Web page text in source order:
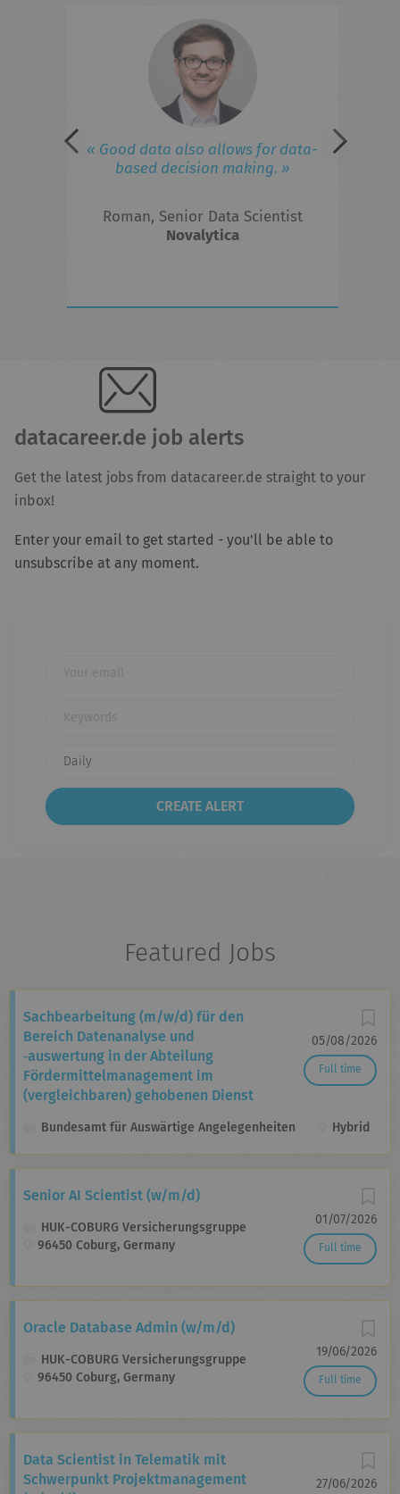
« Good data also allows for data-
based decision making. »
Roman, Senior Data Scientist
Novalytica
datacareer.de job alerts
Get the latest jobs from datacareer.de straight to your
inbox!
Enter your email to get started - you'll be able to
unsubscribe at any moment.
Featured Jobs
05/08/2026
Full time
Sachbearbeitung (m/w/d) für den
Bereich Daten­analyse und
‑auswertung in der Abteilung
Fördermittel­management im
(vergleichbaren) gehobenen Dienst
Bundesamt für Auswärtige Angelegenheiten Hybrid
01/07/2026
Full time
Senior AI Scientist (w/m/d)
HUK-COBURG Versicherungsgruppe
96450 Coburg, Germany
19/06/2026
Full time
Oracle Database Admin (w/m/d)
HUK-COBURG Versicherungsgruppe
96450 Coburg, Germany
27/06/2026
Data Scientist in Telematik mit
Schwerpunkt Projektmanagement